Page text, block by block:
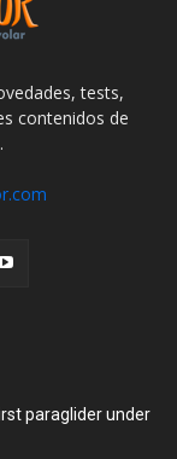
tests,
contenidos de
paraglider under